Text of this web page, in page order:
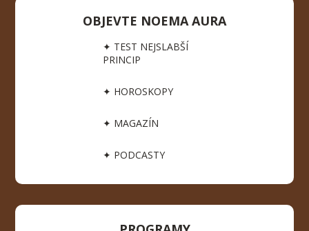
OBJEVTE NOEMA AURA
✦ TEST NEJSLABŠÍ
PRINCIP
✦ HOROSKOPY
✦ MAGAZÍN
✦ PODCASTY